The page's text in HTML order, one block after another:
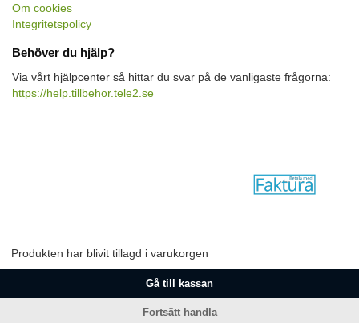
Om cookies
Integritetspolicy
Behöver du hjälp?
Via vårt hjälpcenter så hittar du svar på de vanligaste frågorna:
https://help.tillbehor.tele2.se
Produkten har blivit tillagd i varukorgen
Gå till kassan
Fortsätt handla